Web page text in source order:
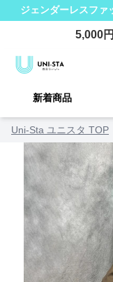
ジェンダーレスファ
5,000
新着商品
Uni-Sta ユニスタ TOP